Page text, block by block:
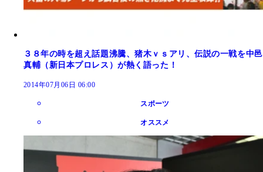
３８年の時を超え話題沸騰、猪木ｖｓアリ、伝説の一戦を中邑
真輔（新日本プロレス）が熱く語った！
2014年07月06日 06:00
スポーツ
オススメ